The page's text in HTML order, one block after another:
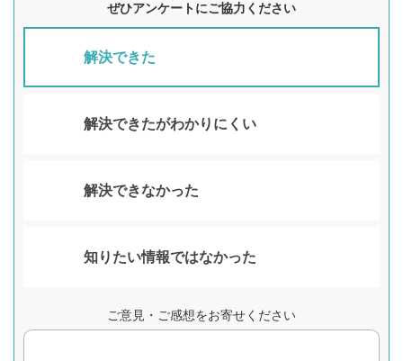
ぜひアンケートにご協力ください
解決できた
解決できたがわかりにくい
解決できなかった
知りたい情報ではなかった
ご意見・ご感想をお寄せください